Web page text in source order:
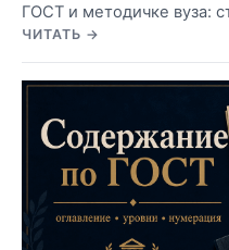
ГОСТ и методичке вуза:
содержание, нумерация,
источников,
сдачей.
ЧИТАТЬ →